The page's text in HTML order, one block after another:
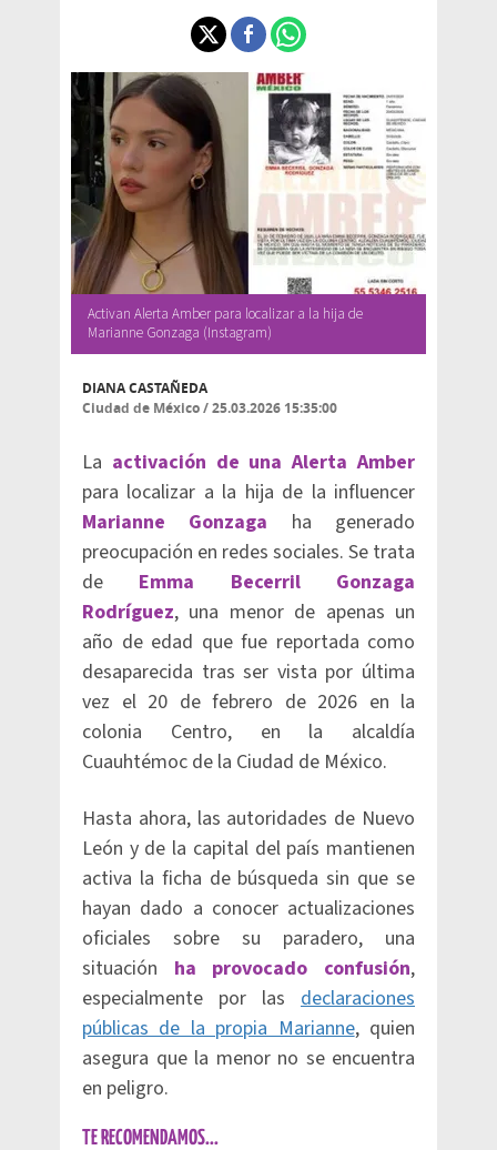
Activan Alerta Amber para localizar a la hija de
Marianne Gonzaga (Instagram)
DIANA CASTAÑEDA
Ciudad de México/25.03.2026 15:35:00
La activación de una Alerta Amber
para localizar a la hija de la influencer
Marianne Gonzaga ha generado
preocupación en redes sociales. Se trata
de Emma Becerril Gonzaga
Rodríguez, una menor de apenas un
año de edad que fue reportada como
desaparecida tras ser vista por última
vez el 20 de febrero de 2026 en la
colonia Centro, en la alcaldía
Cuauhtémoc de la Ciudad de México.
Hasta ahora, las autoridades de Nuevo
León y de la capital del país mantienen
activa la ficha de búsqueda sin que se
hayan dado a conocer actualizaciones
oficiales sobre su paradero, una
situación ha provocado confusión,
especialmente por las declaraciones
públicas de la propia Marianne, quien
asegura que la menor no se encuentra
en peligro.
TE RECOMENDAMOS...